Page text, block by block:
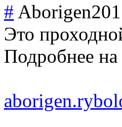
#
Это
Подробнее на